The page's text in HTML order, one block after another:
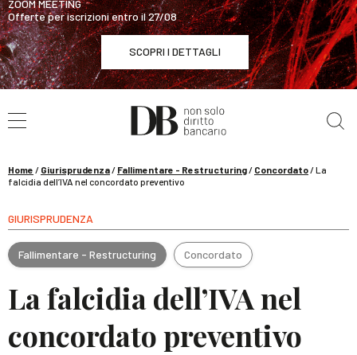
ZOOM MEETING
Offerte per iscrizioni entro il 27/08
SCOPRI I DETTAGLI
WEBINAR / 17 settembre
La governance dell’Intelligenza Artificiale
Home / Giurisprudenza/ Fallimentare - Restructuring/ Concordato/La
falcidia dell’IVA nel concordato preventivo
GIURISPRUDENZA
Fallimentare - Restructuring Concordato
La falcidia dell’IVA nel
concordato preventivo